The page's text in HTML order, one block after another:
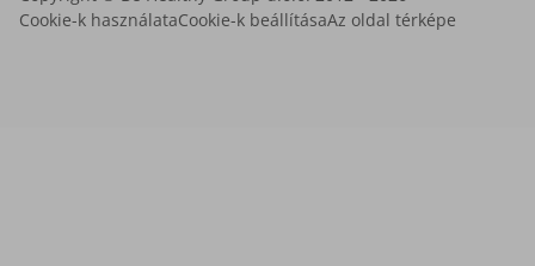
Cookie-k használataCookie-k beállításaAz oldal térképe